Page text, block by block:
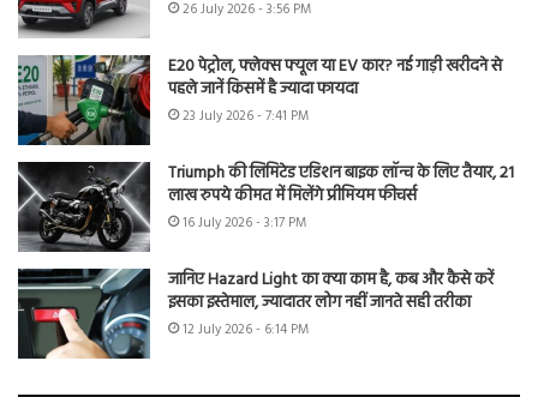
26 July 2026 - 3:56 PM
E20 पेट्रोल, फ्लेक्स फ्यूल या EV कार? नई गाड़ी खरीदने से
पहले जानें किसमें है ज्यादा फायदा
23 July 2026 - 7:41 PM
Triumph की लिमिटेड एडिशन बाइक लॉन्च के लिए तैयार, 21
लाख रुपये कीमत में मिलेंगे प्रीमियम फीचर्स
16 July 2026 - 3:17 PM
जानिए Hazard Light का क्या काम है, कब और कैसे करें
इसका इस्तेमाल, ज्यादातर लोग नहीं जानते सही तरीका
12 July 2026 - 6:14 PM